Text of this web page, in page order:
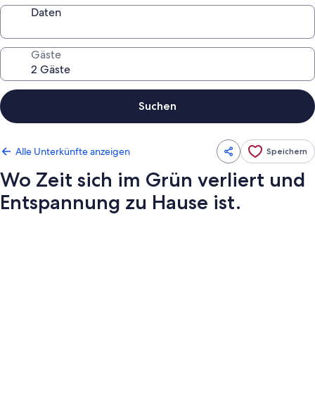
Daten
Gäste
Suchen
Alle Unterkünfte anzeigen Speichern
Wo Zeit sich im Grün verliert und
Entspannung zu Hause ist.